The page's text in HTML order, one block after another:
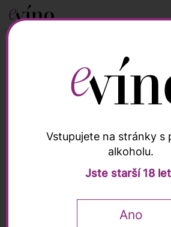
Guillaume Vrignaud
Chablis AOC
Guillaume
Vstupujete na stránky s
alkoholu.
Jste starší 18
Ano